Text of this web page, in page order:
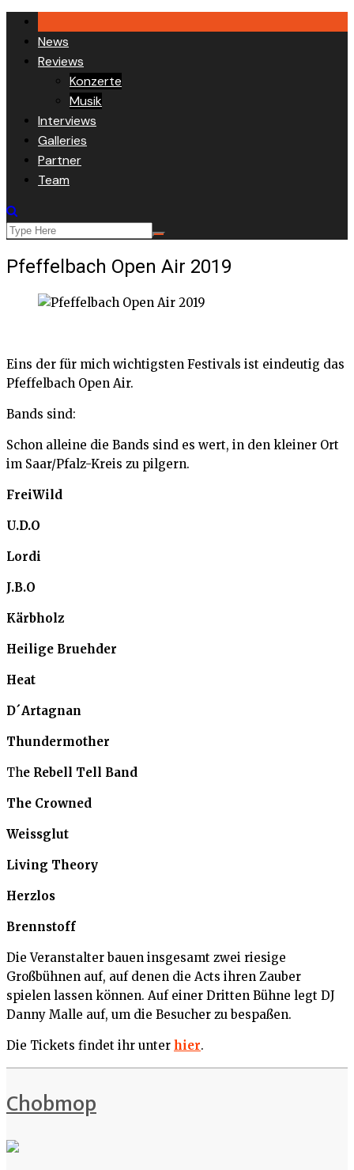
Skip
content
News
Reviews
Konzerte
Musik
Interviews
Galleries
Partner
Team
Pfeffelbach Open Air 2019
Eins der für mich wichtigsten Festivals ist eindeutig das
Pfeffelbach Open Air.
Bands sind:
Schon alleine die Bands sind es wert, in den kleiner Ort
im Saar/Pfalz-Kreis zu pilgern.
FreiWild
U.D.O
Lordi
J.B.O
Kärbholz
Heilige Bruehder
Heat
D´Artagnan
Thundermother
The Rebell Tell Band
The Crowned
Weissglut
Living Theory
Herzlos
Brennstoff
Die Veranstalter bauen insgesamt zwei riesige
Großbühnen auf, auf denen die Acts ihren Zauber
spielen lassen können. Auf einer Dritten Bühne legt DJ
Danny Malle auf, um die Besucher zu bespaßen.
Die Tickets findet ihr unter hier.
Chobmop